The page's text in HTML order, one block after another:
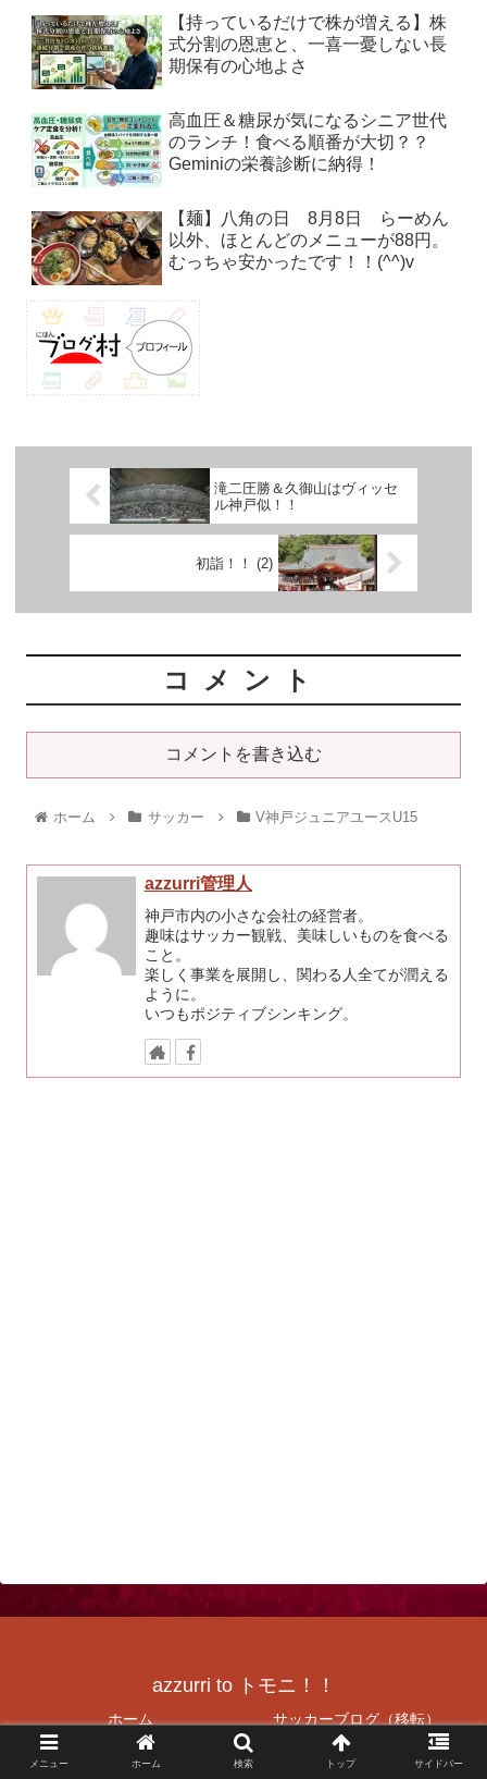
【持っているだけで株が増える】株
式分割の恩恵と、一喜一憂しない長
期保有の心地よさ
高血圧＆糖尿が気になるシニア世代
のランチ！食べる順番が大切？？
Geminiの栄養診断に納得！
【麺】八角の日 8月8日 らーめん
以外、ほとんどのメニューが88円。
むっちゃ安かったです！！(^^)v
滝二圧勝＆久御山はヴィッセ
ル神戸似！！
初詣！！ (2)
コメント
コメントを書き込む
ホーム サッカー V神戸ジュニアユースU15
azzurri管理人
神戸市内の小さな会社の経営者。
趣味はサッカー観戦、美味しいものを食べる
こと。
楽しく事業を展開し、関わる人全てが潤える
ように。
いつもポジティブシンキング。
azzurri to トモニ！！
ホーム
サッカーブログ（移転）
社FCJrAzzurriHP（復刻）
神戸（兵庫）の美味しいお店を
メニュー ホーム 検索 トップ サイドバー